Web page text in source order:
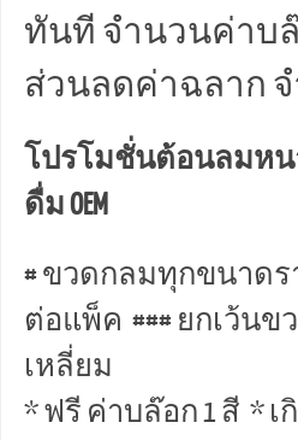
ทันที จำนวนค่าบล๊
ส่วนลดค่าฉลาก จ
โปรโมชั่นต้อนลมหน
ดื่ม OEM
# ขวดกลมทุกขนาดร
ต่อแพ็ค ### ยกเว้น
เหลี่ยม
* ฟรี ค่าบล๊อก 1 สี * เ